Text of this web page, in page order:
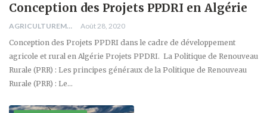
Conception des Projets PPDRI en Algérie
AGRICULTUREMONO
Août 28, 2020
Conception des Projets PPDRI dans le cadre de développement
agricole et rural en Algérie Projets PPDRI. La Politique de Renouveau
Rurale (PRR) : Les principes généraux de la Politique de Renouveau
Rurale (PRR) : Le…